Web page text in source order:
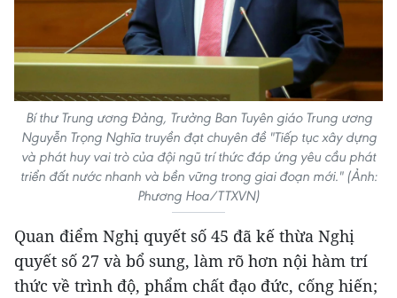
Bí thư Trung ương Đảng, Trưởng Ban Tuyên giáo Trung ương
Nguyễn Trọng Nghĩa truyền đạt chuyên đề "Tiếp tục xây dựng
và phát huy vai trò của đội ngũ trí thức đáp ứng yêu cầu phát
triển đất nước nhanh và bền vững trong giai đoạn mới." (Ảnh:
Phương Hoa/TTXVN)
Quan điểm Nghị quyết số 45 đã kế thừa Nghị
quyết số 27 và bổ sung, làm rõ hơn nội hàm trí
thức về trình độ, phẩm chất đạo đức, cống hiến;